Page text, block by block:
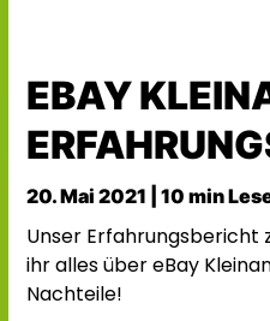
EBAY
20. Mai 2021 | 10 min
Unser Erfahrungsbericht
ihr alles über eBay
Nachteile!